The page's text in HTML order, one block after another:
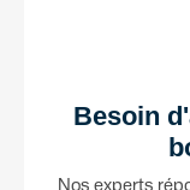
Besoin
Nos experts